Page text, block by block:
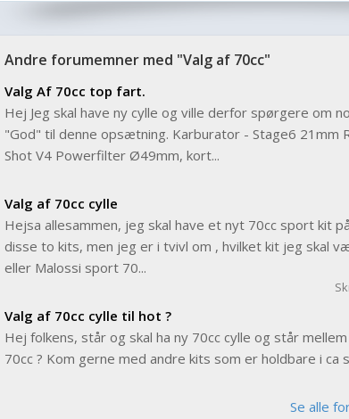
Andre forumemner med "Valg af 70cc"
Valg Af 70cc top fart.
Hej Jeg skal have ny cylle og ville derfor spørgere om
"God" til denne opsætning. Karburator - Stage6 21mm
Shot V4 Powerfilter Ø49mm, kort...
Valg af 70cc cylle
Hejsa allesammen, jeg skal have et nyt 70cc sport kit
disse to kits, men jeg er i tvivl om , hvilket kit jeg skal
eller Malossi sport 70...
Valg af 70cc cylle til hot ?
Hej folkens, står og skal ha ny 70cc cylle og står
70cc ? Kom gerne med andre kits som er holdbare i ca
Se alle